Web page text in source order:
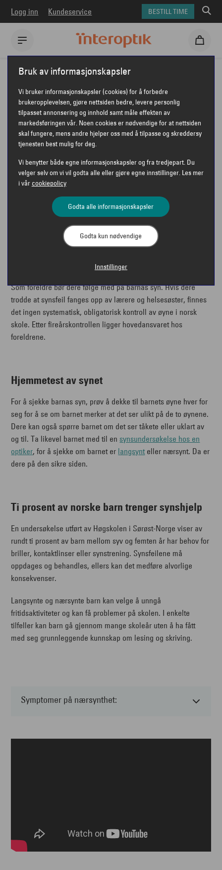
Logg inn Kundeservice BESTILL TIME
Interoptik Øyehelse
Barn og syn
Seks tegn på at barnet ditt er nærsynt
SEKS TEGN PÅ AT
BARNET DITT ER
NÆRSYNT
Barn kan falle utenfor både sosialt og i
skoleundervisning med synsfeil. Ta også de yngste
med til synsundersøkelse for å oppdage eventuell
Som foreldre bør dere følge med på barnas syn. Hvis dere
trodde at synsfeil fanges opp av lærere og helsesøster, finnes
det ingen systematisk, obligatorisk kontroll av øyne i norsk
skole. Etter fireårskontrollen ligger hovedansvaret hos
foreldrene.
Hjemmetest av synet
For å sjekke barnas syn, prøv å dekke til barnets øyne hver for
seg for å se om barnet merker at det ser ulikt på de to øynene.
Dere kan også spørre barnet om det ser tåkete eller uklart av
og til. Ta likevel barnet med til ensynsundersøkelse hos en
optiker, for å sjekke om barnet er langsynteller nærsynt. Da er
dere på den sikre siden.
Ti prosent av norske barn trenger synshjelp
En undersøkelse utført av Høgskolen i Sørøst-Norge viser av
rundt ti prosent av barn mellom syv og femten år har behov for
briller, kontaktlinser eller synstrening. Synsfeilene må
oppdages og behandles, ellers kan det medføre alvorlige
konsekvenser.
Langsynte og nærsynte barn kan velge å unngå
fritidsaktiviteter og kan få problemer på skolen. I enkelte
tilfeller kan barn gå gjennom mange skoleår uten å ha fått
med seg grunnleggende kunnskap om lesing og skriving.
Symptomer på nærsynthet:
Bruk av informasjonskapsler
Vi bruker informasjonskapsler (cookies) for å forbedre
brukeropplevelsen, gjøre nettsiden bedre, levere personlig
tilpasset annonsering og innhold samt måle effekten av
markedsføringen vår. Noen cookies er nødvendige for at nettsiden
skal fungere, mens andre hjelper oss med å tilpasse og skreddersy
tjenesten best mulig for deg.
Vi benytter både egne informasjonskapsler og fra tredjepart. Du
velger selv om vi vil godta alle eller gjøre egne innstillinger. Les mer
i vår cookiepolicy
Godta alle informasjonskapsler
Godta kun nødvendige
Innstillinger